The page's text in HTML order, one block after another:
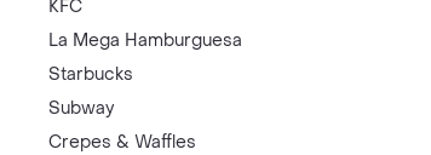
KFC
La Mega Hamburguesa
Starbucks
Subway
Crepes & Waffles